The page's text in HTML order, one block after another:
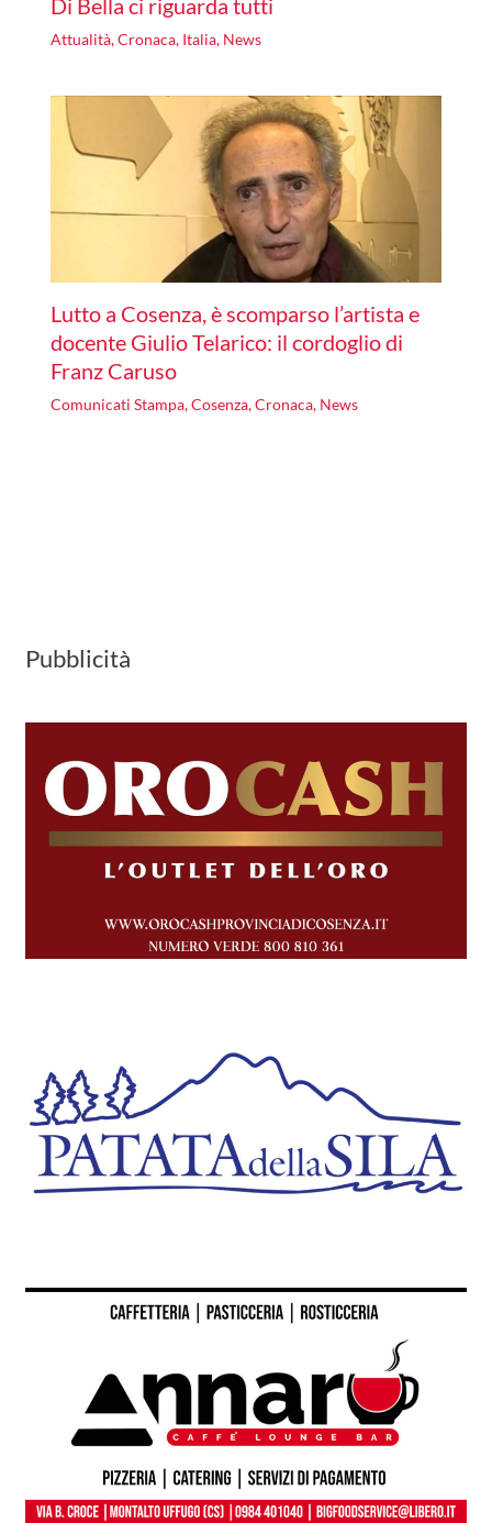
Attualità,Cronaca, Italia, News
Lutto a Cosenza, è scomparso l’artista e
docente Giulio Telarico: il cordoglio di
Franz Caruso
Comunicati Stampa,Cosenza,Cronaca, News
Pubblicità